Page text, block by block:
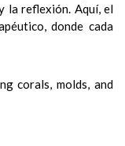
la reflexión. Aquí, el
donde cada